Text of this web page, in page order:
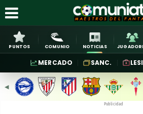
PUNTOS COMUNIO NOTICIAS
MERCADO SANC.
◀︎
Publicidad